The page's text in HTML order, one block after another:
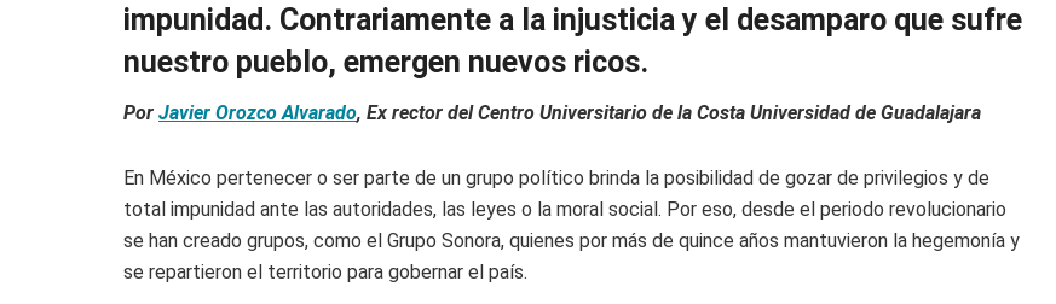
impunidad. Contrariamente a la injusticia y el desamparo que sufre
nuestro pueblo, emergen nuevos ricos.
Por Javier Orozco Alvarado, Ex rector del Centro Universitario de la Costa Universidad de Guadalajara
En México pertenecer o ser parte de un grupo político brinda la posibilidad de gozar de privilegios y de
total impunidad ante las autoridades, las leyes o la moral social. Por eso, desde el periodo revolucionario
se han creado grupos, como el Grupo Sonora, quienes por más de quince años mantuvieron la hegemonía y
se repartieron el territorio para gobernar el país.